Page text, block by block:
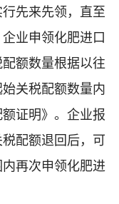
先来先领，直至
业申领化肥进口
额数量根据以往
关税配额数量内
证明》。企业报
配额退回后，可
再次申领化肥进